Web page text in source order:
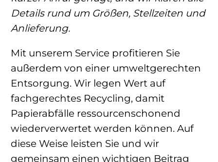
Details rund um Größen, Stellzeiten und
Anlieferung.
Mit unserem Service profitieren Sie
außerdem von einer umweltgerechten
Entsorgung. Wir legen Wert auf
fachgerechtes Recycling, damit
Papierabfälle ressourcenschonend
wiederverwertet werden können. Auf
diese Weise leisten Sie und wir
gemeinsam einen wichtigen Beitrag